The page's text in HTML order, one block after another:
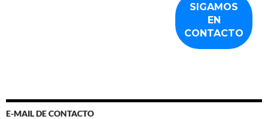
E-MAIL DE CONTACTO